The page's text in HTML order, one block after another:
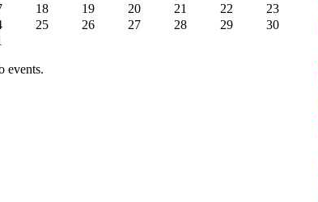
18 19 20 21 22
23
25 26 27 28 29
30
events.